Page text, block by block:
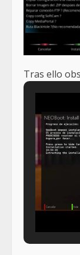
Tras ello